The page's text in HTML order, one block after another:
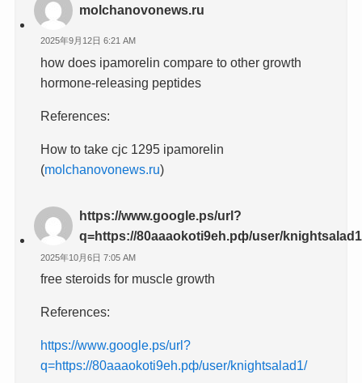
molchanovonews.ru
2025年9月12日 6:21 AM
how does ipamorelin compare to other growth
hormone-releasing peptides
References:
How to take cjc 1295 ipamorelin
(molchanovonews.ru)
https://www.google.ps/url?
q=https://80aaaokoti9eh.рф/user/
2025年10月6日 7:05 AM
free steroids for muscle growth
References:
https://www.google.ps/url?
q=https://80aaaokoti9eh.рф/user/knightsalad1/